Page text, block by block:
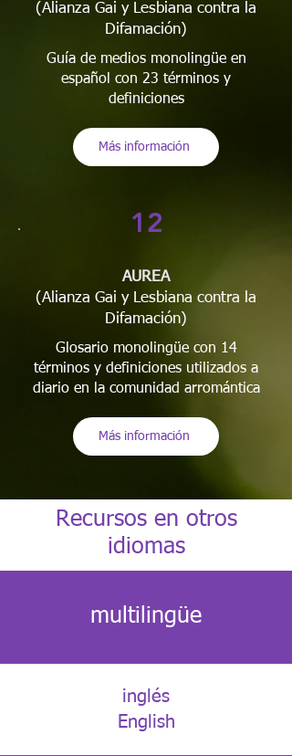
(Alianza Gai y Lesbiana contra la
Difamación)
Guía de medios monolingüe en
español con 23 términos y
definiciones
Más información
12
AUREA
(Alianza Gai y Lesbiana contra la
Difamación)
Glosario monolingüe con 14
términos y definiciones utilizados a
diario en la comunidad arromántica
Más información
Recursos en otros
idiomas
multilingüe
inglés
English